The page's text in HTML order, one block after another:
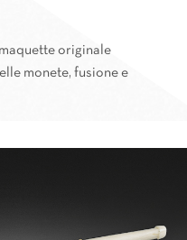
originale
monete, fusione e